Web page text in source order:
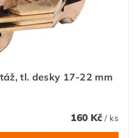
tl. desky 17-22 mm
160 Kč / ks